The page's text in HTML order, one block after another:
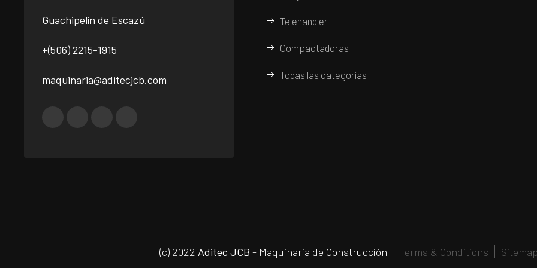
Guachipelín de Escazú
+(506) 2215-1915
maquinaria@aditecjcb.com
Telehandler
Compactadoras
Todas las categorías
(c) 2022 Aditec JCB - Maquinaria de Construcción Terms & Conditions Sitemap